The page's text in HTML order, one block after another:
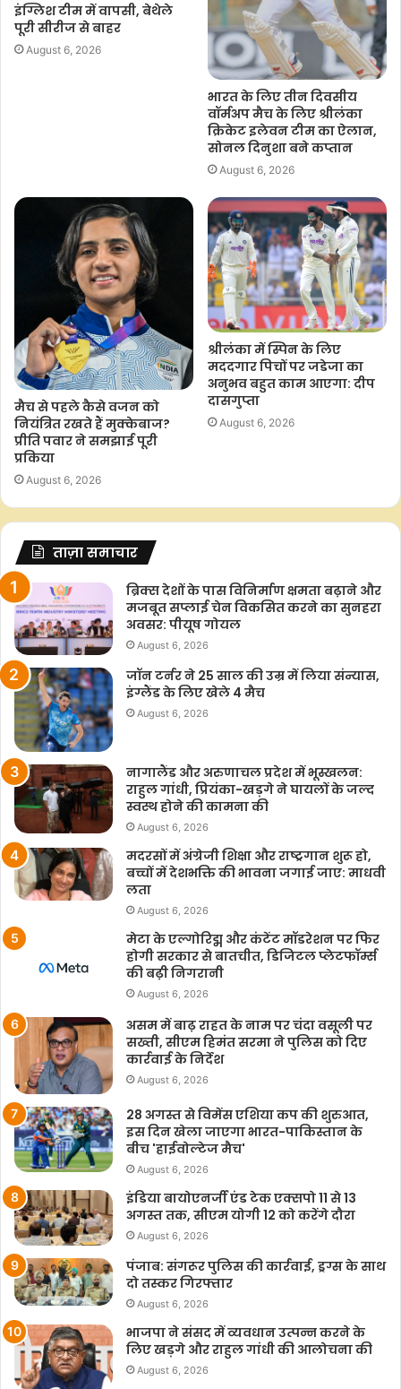
इंग्लिश टीम में वापसी, बेथेले
पूरी सीरीज से बाहर
August 6, 2026
भारत के लिए तीन दिवसीय
वॉर्मअप मैच के लिए श्रीलंका
क्रिकेट इलेवन टीम का ऐलान,
सोनल दिनुशा बने कप्तान
August 6, 2026
मैच से पहले कैसे वजन को
नियंत्रित रखते हैं मुक्केबाज?
प्रीति पवार ने समझाई पूरी
प्रकिया
August 6, 2026
श्रीलंका में स्पिन के लिए
मददगार पिचों पर जडेजा का
अनुभव बहुत काम आएगा: दीप
दासगुप्ता
August 6, 2026
ताज़ा समाचार
ब्रिक्स देशों के पास विनिर्माण क्षमता बढ़ाने और
मजबूत सप्लाई चेन विकसित करने का सुनहरा
अवसर: पीयूष गोयल
August 6, 2026
जॉन टर्नर ने 25 साल की उम्र में लिया संन्यास,
इंग्लैंड के लिए खेले 4 मैच
August 6, 2026
नागालैंड और अरुणाचल प्रदेश में भूस्खलन:
राहुल गांधी, प्रियंका-खड़गे ने घायलों के जल्द
स्वस्थ होने की कामना की
August 6, 2026
मदरसों में अंग्रेजी शिक्षा और राष्ट्रगान शुरू हो,
बच्चों में देशभक्ति की भावना जगाई जाए: माधवी
लता
August 6, 2026
मेटा के एल्गोरिद्म और कंटेंट मॉडरेशन पर फिर
होगी सरकार से बातचीत, डिजिटल प्लेटफॉर्म्स
की बढ़ी निगरानी
August 6, 2026
असम में बाढ़ राहत के नाम पर चंदा वसूली पर
सख्ती, सीएम हिमंत सरमा ने पुलिस को दिए
कार्रवाई के निर्देश
August 6, 2026
28 अगस्त से विमेंस एशिया कप की शुरुआत,
इस दिन खेला जाएगा भारत-पाकिस्तान के
बीच 'हाईवोल्टेज मैच'
August 6, 2026
इंडिया बायोएनर्जी एंड टेक एक्सपो 11 से 13
अगस्त तक, सीएम योगी 12 को करेंगे दौरा
August 6, 2026
पंजाब: संगरूर पुलिस की कार्रवाई, ड्रग्स के साथ
दो तस्कर गिरफ्तार
August 6, 2026
भाजपा ने संसद में व्यवधान उत्पन्न करने के
लिए खड़गे और राहुल गांधी की आलोचना की
August 6, 2026